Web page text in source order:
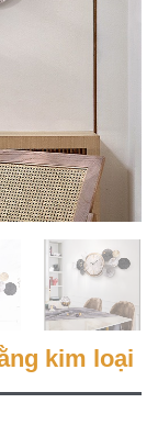
kim loại